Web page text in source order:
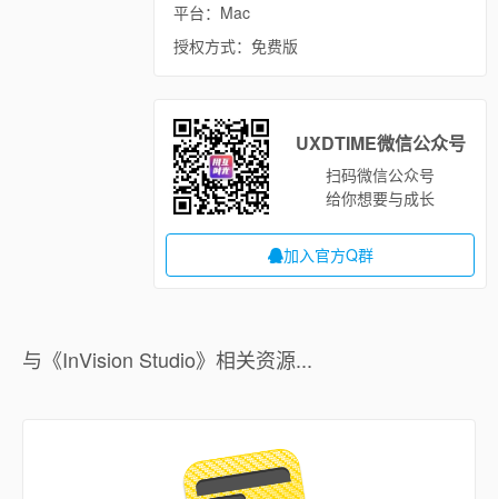
平台：Mac
授权方式：免费版
UXDTIME微信公众号
扫码微信公众号
给你想要与成长
加入官方Q群
与《InVision Studio》相关资源...